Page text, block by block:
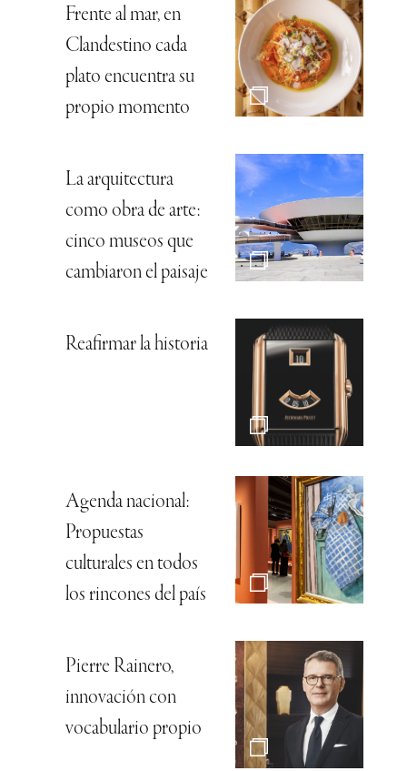
Frente al mar, en
Clandestino cada
plato encuentra su
propio momento
La arquitectura
como obra de arte:
cinco museos que
cambiaron el paisaje
Reafirmar la historia
Agenda nacional:
Propuestas
culturales en todos
los rincones del país
Pierre Rainero,
innovación con
vocabulario propio